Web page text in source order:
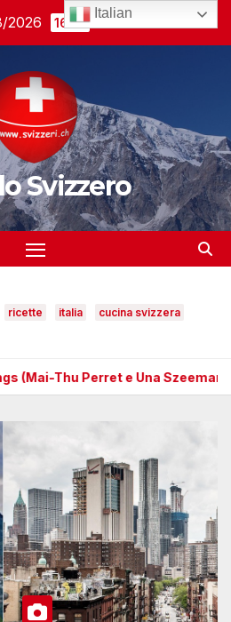
2026 16:14
Svizzero
ricette italia cucina svizzera
Perret e Una Szeemann)
Italian